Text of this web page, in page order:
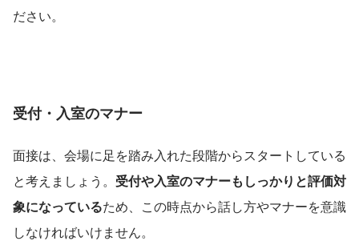
ださい。
受付・入室のマナー
面接は、会場に足を踏み入れた段階からスタートしている
と考えましょう。 受付や入室のマナーもしっかりと評価対
象になっているため、この時点から話し方やマナーを意識
しなければいけません。